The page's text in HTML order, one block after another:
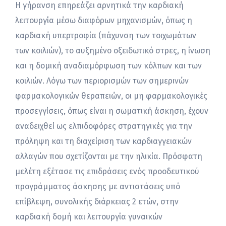
Η γήρανση επηρεάζει αρνητικά την καρδιακή
λειτουργία μέσω διαφόρων μηχανισμών, όπως η
καρδιακή υπερτροφία (πάχυνση των τοιχωμάτων
των κοιλιών), το αυξημένο οξειδωτικό στρες, η ίνωση
και η δομική αναδιαμόρφωση των κόλπων και των
κοιλιών. Λόγω των περιορισμών των σημερινών
φαρμακολογικών θεραπειών, οι μη φαρμακολογικές
προσεγγίσεις, όπως είναι η σωματική άσκηση, έχουν
αναδειχθεί ως ελπιδοφόρες στρατηγικές για την
πρόληψη και τη διαχείριση των καρδιαγγειακών
αλλαγών που σχετίζονται με την ηλικία. Πρόσφατη
μελέτη εξέτασε τις επιδράσεις ενός προοδευτικού
προγράμματος άσκησης με αντιστάσεις υπό
επίβλεψη, συνολικής διάρκειας 2 ετών, στην
καρδιακή δομή και λειτουργία γυναικών